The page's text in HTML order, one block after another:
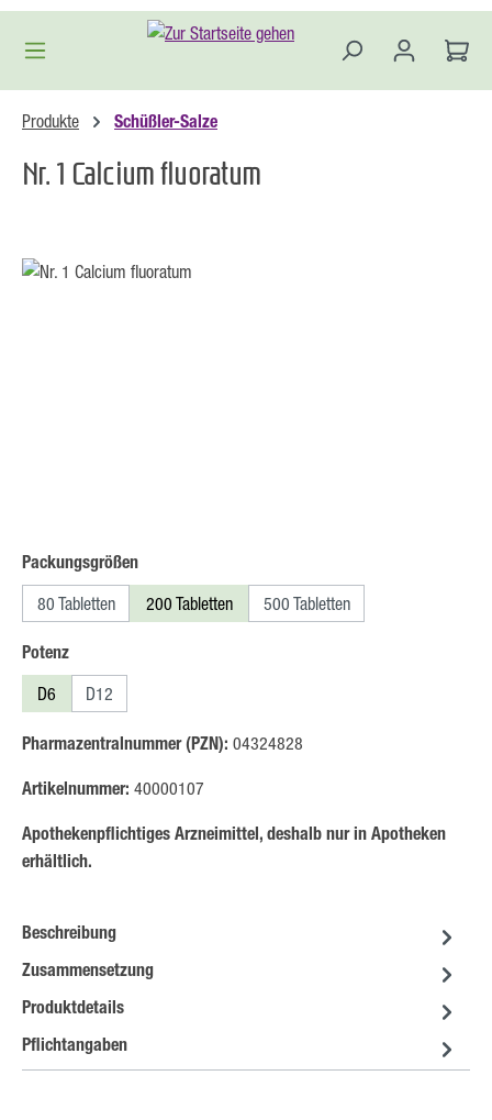
Zum Hauptinhalt springen
Produkte Schüßler-Salze
Nr. 1 Calcium fluoratum
Bildergalerie überspringen
Packungsgrößenauswählen
80 Tabletten 200 Tabletten 500 Tabletten
Potenzauswählen
D6 D12
Pharmazentralnummer (PZN): 04324828
Artikelnummer: 40000107
Apothekenpflichtiges Arzneimittel, deshalb nur in Apotheken
erhältlich.
Beschreibung
Zusammensetzung
Produktdetails
Pflichtangaben